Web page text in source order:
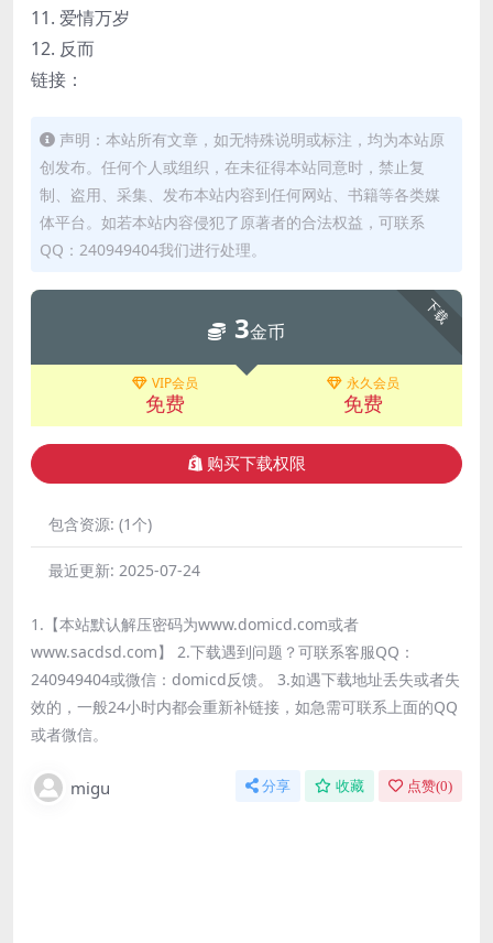
11. 爱情万岁
12. 反而
链接：
声明：本站所有文章，如无特殊说明或标注，均为本站原
创发布。任何个人或组织，在未征得本站同意时，禁止复
制、盗用、采集、发布本站内容到任何网站、书籍等各类媒
体平台。如若本站内容侵犯了原著者的合法权益，可联系
QQ：240949404我们进行处理。
下载
3金币
VIP会员
免费
永久会员
免费
购买下载权限
包含资源: (1个)
最近更新: 2025-07-24
1.【本站默认解压密码为www.domicd.com或者
www.sacdsd.com】 2.下载遇到问题？可联系客服QQ：
240949404或微信：domicd反馈。 3.如遇下载地址丢失或者失
效的，一般24小时内都会重新补链接，如急需可联系上面的QQ
或者微信。
migu 分享 收藏 点赞(0)